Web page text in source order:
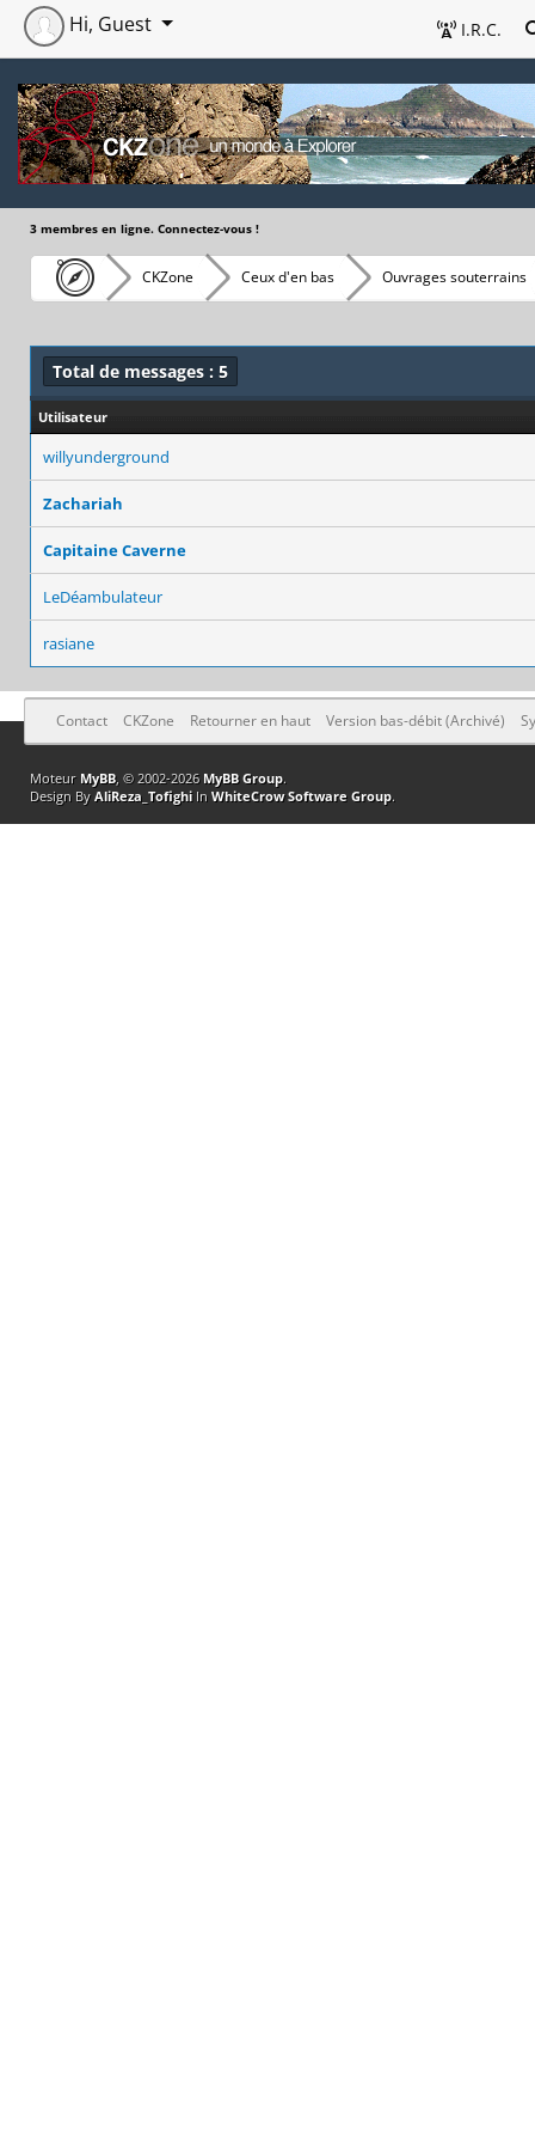
I.R.C.
Hi, Guest
3 membres en ligne. Connectez-vous !
CKZone Ceux d'en bas Ouvrages souterrains
Total de messages : 5
Utilisateur
willyunderground
Zachariah
Capitaine Caverne
LeDéambulateur
rasiane
Contact CKZone Retourner en haut Version bas-débit (Archivé)
Moteur MyBB, © 2002-2026 MyBB Group.
Design By AliReza_TofighiIn WhiteCrow Software Group.